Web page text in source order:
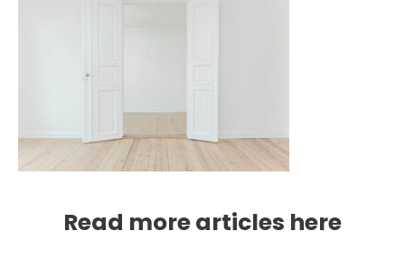
Read more articles here